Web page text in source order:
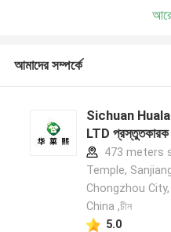
আমাদের সম্পর্কে
Sichuan
LTD প্রস্তুতকারক
473 meters
Temple,
Chongzhou
China ,চীন
5.0